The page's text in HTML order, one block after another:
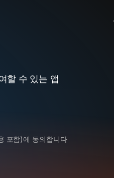
할 수 있는 앱
포함)에 동의합니다